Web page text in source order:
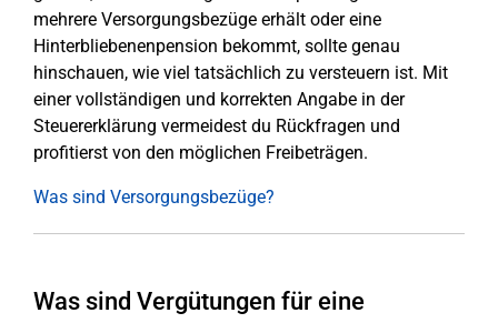
mehrere Versorgungsbezüge erhält oder eine
Hinterbliebenenpension bekommt, sollte genau
hinschauen, wie viel tatsächlich zu versteuern ist. Mit
einer vollständigen und korrekten Angabe in der
Steuererklärung vermeidest du Rückfragen und
profitierst von den möglichen Freibeträgen.
Was sind Versorgungsbezüge?
Was sind Vergütungen für eine